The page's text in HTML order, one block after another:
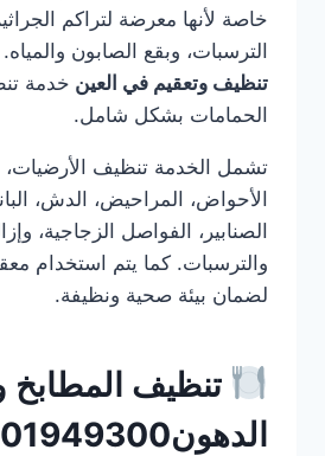
خاصة لأنها معرضة لتراكم
الترسبات، وبقع الصابون
تنظيف وتعقيم في العين خدمة
الحمامات بشكل شامل.
تشمل الخدمة تنظيف الأرضيات،
الأحواض، المراحيض، الدش،
الصنابير، الفواصل الزجاجية،
والترسبات. كما يتم استخدام
لضمان بيئة صحية ونظيفة.
تنظيف المطابخ
الدهون0501949300